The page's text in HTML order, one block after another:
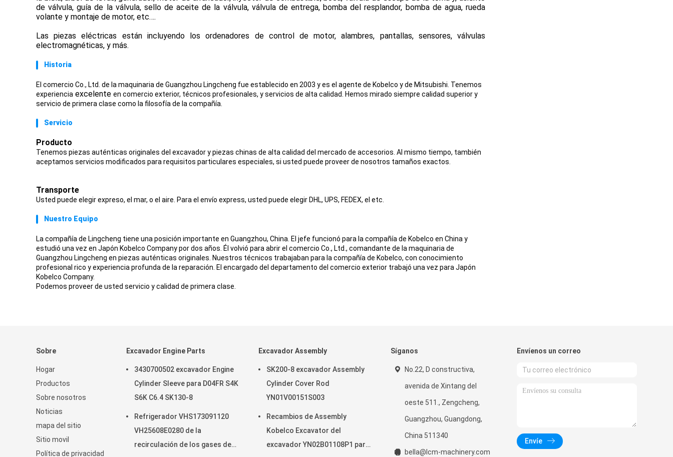
de válvula, guía de la válvula, sello de aceite de la válvula, válvula de entrega, bomba del resplandor, bomba de agua, rueda
volante y montaje de motor, etc….
Las piezas eléctricas están incluyendo los ordenadores de control de motor, alambres, pantallas, sensores, válvulas
electromagnéticas, y más.
Historia
El comercio Co., Ltd. de la maquinaria de Guangzhou Lingcheng fue establecido en 2003 y es el agente de Kobelco y de Mitsubishi. Tenemos
experiencia excelente en comercio exterior, técnicos profesionales, y servicios de alta calidad. Hemos mirado siempre calidad superior y
servicio de primera clase como la filosofía de la compañía.
Servicio
Producto
Tenemos piezas auténticas originales del excavador y piezas chinas de alta calidad del mercado de accesorios. Al mismo tiempo, también
aceptamos servicios modificados para requisitos particulares especiales, si usted puede proveer de nosotros tamaños exactos.
Transporte
Usted puede elegir expreso, el mar, o el aire. Para el envío express, usted puede elegir DHL, UPS, FEDEX, el etc.
Nuestro Equipo
La compañía de Lingcheng tiene una posición importante en Guangzhou, China. El jefe funcionó para la compañía de Kobelco en China y
estudió una vez en Japón Kobelco Company por dos años. Él volvió para abrir el comercio Co., Ltd., comandante de la maquinaria de
Guangzhou Lingcheng en piezas auténticas originales. Nuestros técnicos trabajaban para la compañía de Kobelco, con conocimiento
profesional rico y experiencia profunda de la reparación. El encargado del departamento del comercio exterior trabajó una vez para Japón
Kobelco Company.
Podemos proveer de usted servicio y calidad de primera clase.
Sobre
Hogar
Productos
Sobre nosotros
Noticias
mapa del sitio
Sitio movil
Política de privacidad
Excavador Engine Parts
3430700502 excavador Engine
Cylinder Sleeve para D04FR S4K
S6K C6.4 SK130-8
Refrigerador VHS173091120
VH25608E0280 de la
recirculación de los gases de
Excavador Assembly
SK200-8 excavador Assembly
Cylinder Cover Rod
YN01V00151S003
Recambios de Assembly
Kobelco Excavator del
excavador YN02B01108P1 para
Síganos
No.22, D constructiva,
avenida de Xintang del
oeste 511., Zengcheng,
Guangzhou, Guangdong,
China 511340
bella@lcm-machinery.com
Envíenos un correo
Envíe